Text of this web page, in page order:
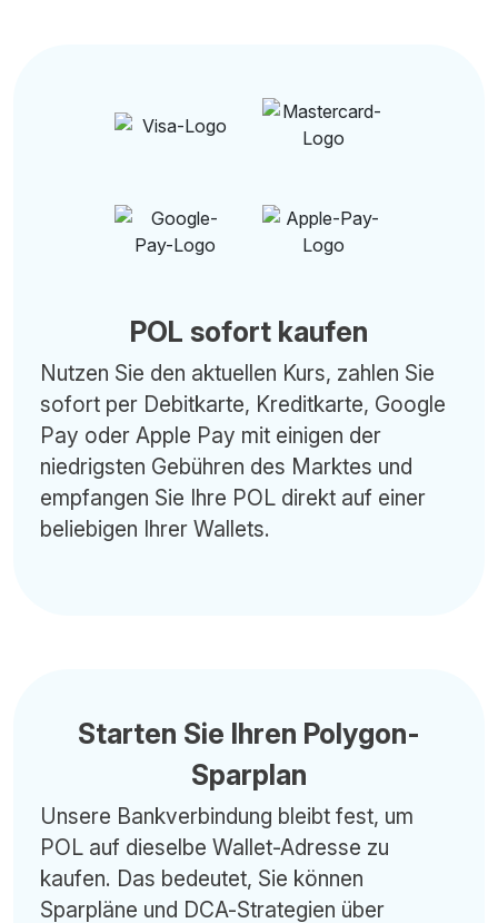
POL sofort kaufen
Nutzen Sie den aktuellen Kurs, zahlen Sie
sofort per Debitkarte, Kreditkarte, Google
Pay oder Apple Pay mit einigen der
niedrigsten Gebühren des Marktes und
empfangen Sie Ihre POL direkt auf einer
beliebigen Ihrer Wallets.
Starten Sie Ihren Polygon-
Sparplan
Unsere Bankverbindung bleibt fest, um
POL auf dieselbe Wallet-Adresse zu
kaufen. Das bedeutet, Sie können
Sparpläne und DCA-Strategien über